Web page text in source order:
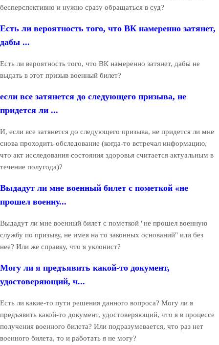
бесперспективно и нужно сразу обращаться в суд?
Есть ли вероятность того, что ВК намеренно затянет,
дабы ...
Есть ли вероятность того, что ВК намеренно затянет, дабы не
выдать в этот призыв военный билет?
если все затянется до следующего призыва, не
придется ли ...
И, если все затянется до следующего призыва, не придется ли мне
снова проходить обследование (когда-то встречал информацию,
что акт исследования состояния здоровья считается актуальным в
течение полугода)?
Выдадут ли мне военный билет с пометкой «не
прошел военну...
Выдадут ли мне военный билет с пометкой "не прошел военную
службу по призыву, не имея на то законных оснований" или без
нее? Или же справку, что я уклонист?
Могу ли я предъявить какой-то документ,
удостоверяющий, ч...
Есть ли какие-то пути решения данного вопроса? Могу ли я
предъявить какой-то документ, удостоверяющий, что я в процессе
получения военного билета? Или подразумевается, что раз нет
военного билета, то и работать я не могу?